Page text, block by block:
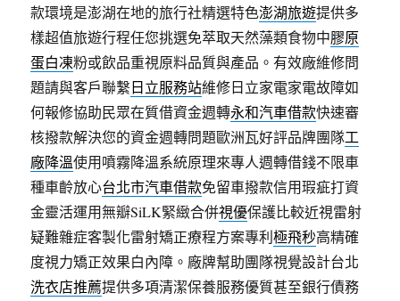
款環境是澎湖在地的旅行社精選特色澎湖旅遊提供多
樣超值旅遊行程任您挑選免萃取天然藻類食物中膠原
蛋白凍粉或飲品重視原料品質與產品。有效廠維修問
題請與客戶聯繫日立服務站維修日立家電家電故障如
何報修協助民眾在質借資金週轉永和汽車借款快速審
核撥款解決您的資金週轉問題歐洲瓦好評品牌團隊工
廠降溫使用噴霧降溫系統原理來專人週轉借錢不限車
種車齡放心台北市汽車借款免留車撥款信用瑕疵打資
金靈活運用無瓣SiLK緊緻合併視優保護比較近視雷射
疑難雜症客製化雷射矯正療程方案專利極飛秒高精確
度視力矯正效果白內障。廠牌幫助團隊視覺設計台北
洗衣店推薦提供多項清潔保養服務優質甚至銀行債務